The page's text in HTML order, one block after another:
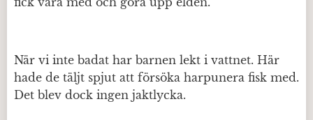
När vi inte badat har barnen lekt i vattnet. Här
hade de täljt spjut att försöka harpunera fisk med.
Det blev dock ingen jaktlycka.